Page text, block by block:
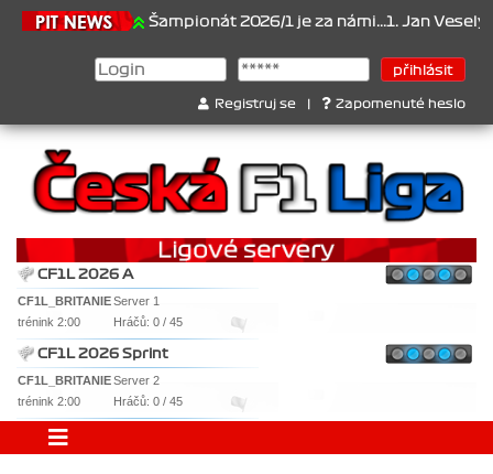
Šampionát 2026/1 je za námi...1. Jan Veselý , 2. Jan
Registruj se Zapomenuté heslo
CF1L 2026 A
CF1L_BRITANIEServer 1
trénink 2:00
Hráčů: 0 / 45
CF1L 2026 Sprint
CF1L_BRITANIEServer 2
trénink 2:00
Hráčů: 0 / 45